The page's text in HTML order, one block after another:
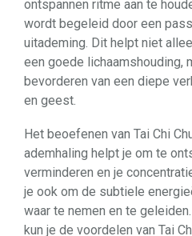
ontspannen ritme aan te
wordt begeleid door een
uitademing. Dit helpt niet
een goede lichaamshouding,
bevorderen van een diepe
en geest.
Het beoefenen van Tai Chi
ademhaling helpt je om te
verminderen en je
je ook om de subtiele
waar te nemen en te
kun je de voordelen van Tai